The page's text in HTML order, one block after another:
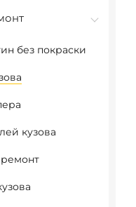
без покраски
кузова